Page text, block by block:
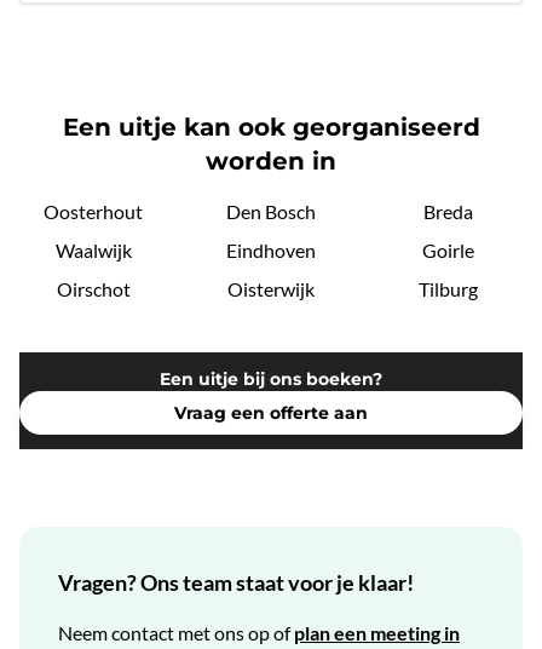
Een uitje kan ook georganiseerd
worden in
Oosterhout Den Bosch
Breda
Waalwijk
Eindhoven
Goirle
Oirschot
Oisterwijk Tilburg
Een uitje bij ons boeken?
Vraag een offerte aan
Vragen? Ons team staat voor je klaar!
Neem contact met ons op ofplan een meeting in